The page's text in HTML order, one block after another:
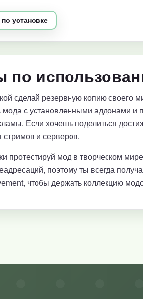
установке
по
сделай резервную копию своего
мода с установленными аддонами
Если хочешь поделиться
стримов и серверов.
протестируй мод в творческом
поэтому ты всегда
чтобы держать коллекцию